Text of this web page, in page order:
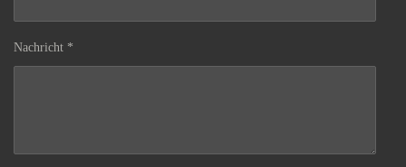
Nachricht *